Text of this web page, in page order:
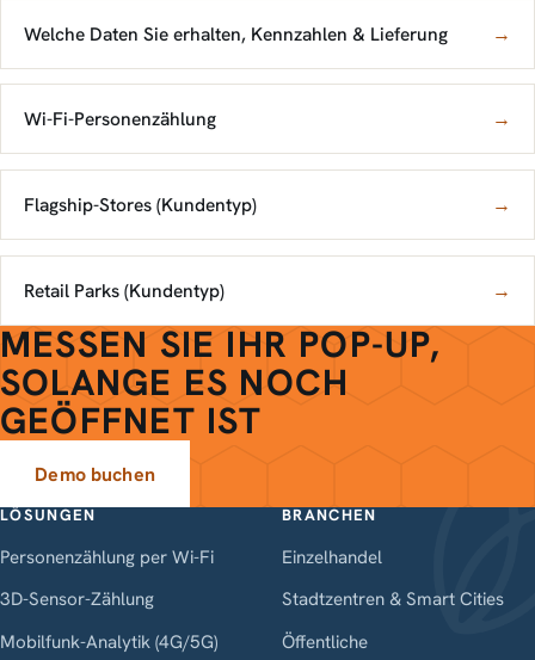
Welche Daten Sie erhalten, Kennzahlen & Lieferung →
Wi-Fi-Personenzählung →
Flagship-Stores (Kundentyp) →
Retail Parks (Kundentyp) →
MESSEN SIE IHR POP-UP,
SOLANGE ES NOCH
GEÖFFNET IST
Demo buchen
LÖSUNGEN
Personenzählung per Wi-Fi
3D-Sensor-Zählung
Mobilfunk-Analytik (4G/5G)
BRANCHEN
Einzelhandel
Stadtzentren & Smart Cities
Öffentliche